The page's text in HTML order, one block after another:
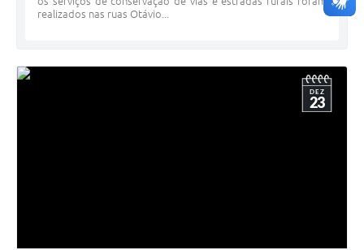
realizados nas ruas Otávio...
DEZ
23